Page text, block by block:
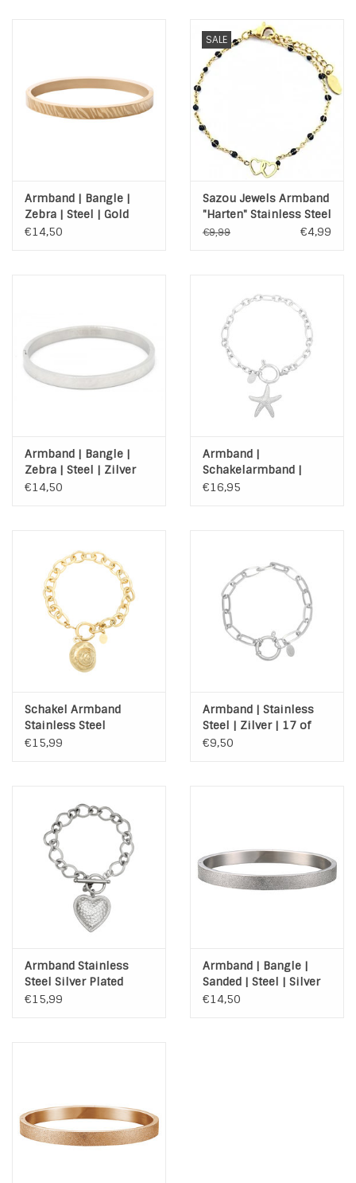
Armband | Bangle |
Zebra | Steel | Gold
€14,50
SALE
Sazou Jewels Armband
"Harten" Stainless Steel
Goud of Zilver
€9,99 €4,99
Armband | Bangle |
Zebra | Steel | Zilver
€14,50
Armband |
Schakelarmband |
Starfish | Stainless
€16,95
Schakel Armband
Stainless Steel
€15,99
Armband | Stainless
Steel | Zilver | 17 of
18,5 cm
€9,50
Armband Stainless
Steel Silver Plated
€15,99
Armband | Bangle |
Sanded | Steel | Silver
€14,50